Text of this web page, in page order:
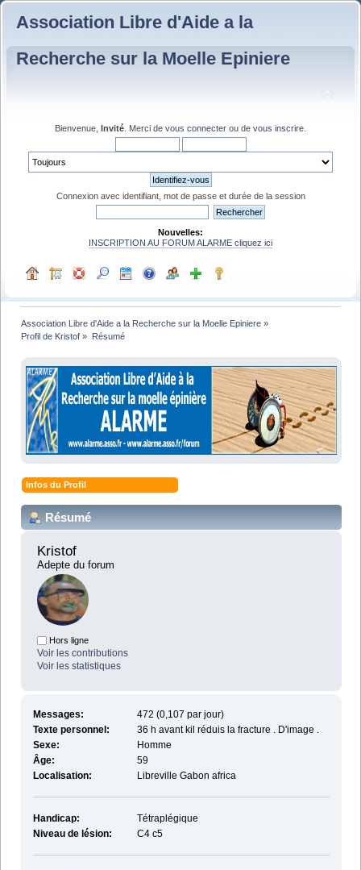
Association Libre d'Aide a la
Recherche sur la Moelle Epiniere
Bienvenue, Invité . Merci de vous connecter ou de vous inscrire
Connexion avec identifiant, mot de passe et durée de la session
Nouvelles:
INSCRIPTION AU FORUM ALARME cliquez ici
Association Libre d'Aide a la Recherche sur la Moelle Epiniere »
Profil de Kristof » Résumé
Infos du Profil
Résumé
Kristof
Adepte du forum
Hors ligne
Voir les contributions
Voir les statistiques
Messages:
472 (0,107 par jour)
Texte personnel:
36 h avant kil réduis la fracture . D'image .
Sexe:
Homme
Âge:
59
Localisation:
Libreville Gabon africa
Handicap:
Tétraplégique
Niveau de lésion:
C4 c5